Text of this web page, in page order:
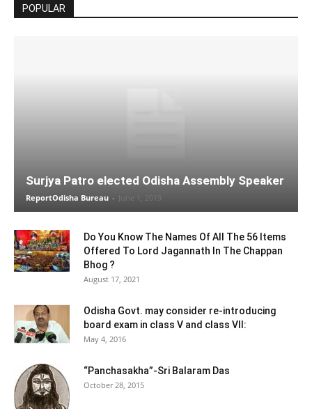
POPULAR
Surjya Patro elected Odisha Assembly Speaker
ReportOdisha Bureau - June 1, 2019
Do You Know The Names Of All The 56 Items
Offered To Lord Jagannath In The Chappan
Bhog ?
August 17, 2021
Odisha Govt. may consider re-introducing
board exam in class V and class VII:
May 4, 2016
“Panchasakha”-Sri Balaram Das
October 28, 2015